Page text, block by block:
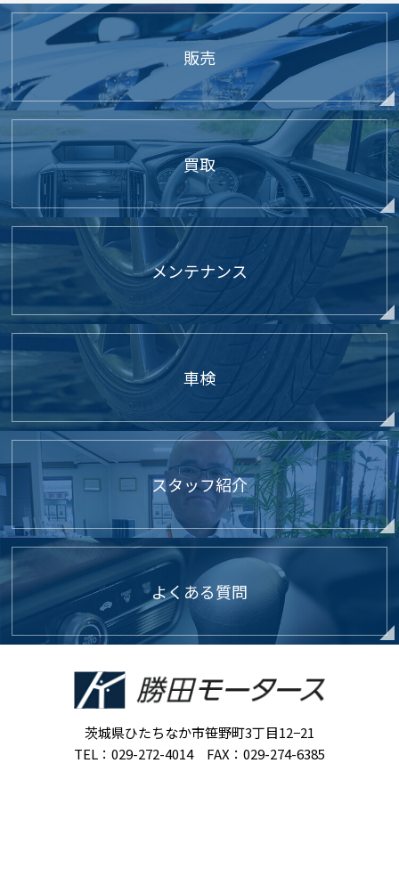
販売
買取
メンテナンス
車検
スタッフ紹介
よくある質問
茨城県ひたちなか市笹野町3丁目12−21
TEL：029-272-4014 FAX：029-274-6385